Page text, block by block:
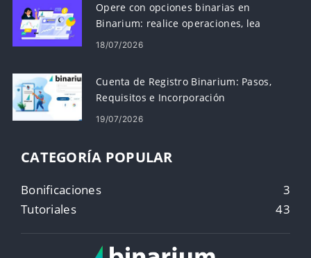
Opere con opciones binarias en
Binarium: realice operaciones, lea
gráficos, administre el riesgo
18/07/2026
Cuenta de Registro Binarium: Pasos,
Requisitos e Incorporación
19/07/2026
CATEGORÍA POPULAR
Bonificaciones
3
Tutoriales
43